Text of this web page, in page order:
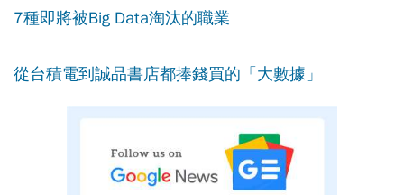
7種即將被Big Data淘汰的職業
從台積電到誠品書店都捧錢買的「大數據」